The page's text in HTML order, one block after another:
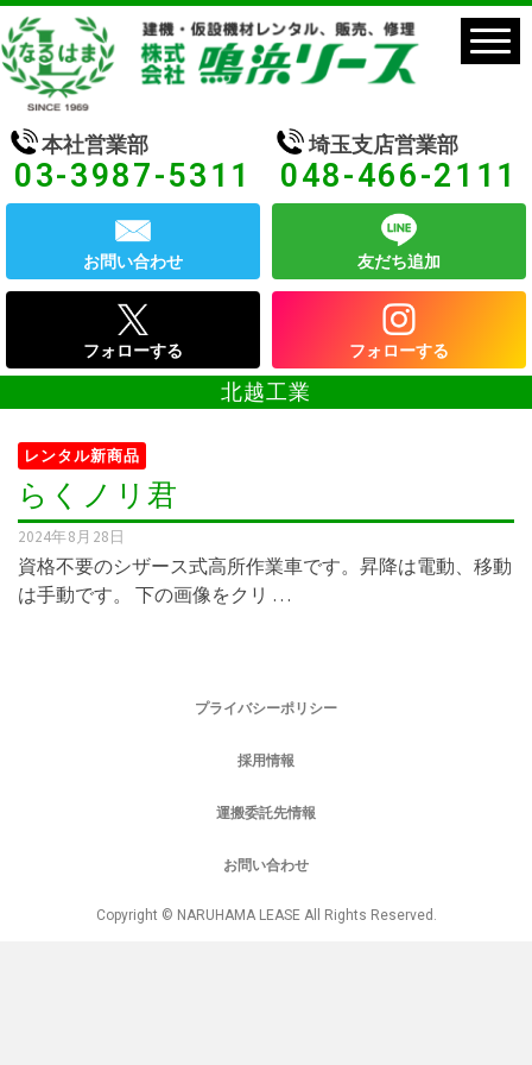
本社営業部
03-3987-5311
埼玉支店営業部
048-466-2111
お問い合わせ 友だち追加
フォローする フォローする
北越工業
レンタル新商品
らくノリ君
2024年8月28日
資格不要のシザース式高所作業車です。昇降は電動、移動
は手動です。 下の画像をクリ …
プライバシーポリシー
採用情報
運搬委託先情報
お問い合わせ
Copyright © NARUHAMA LEASE All Rights Reserved.